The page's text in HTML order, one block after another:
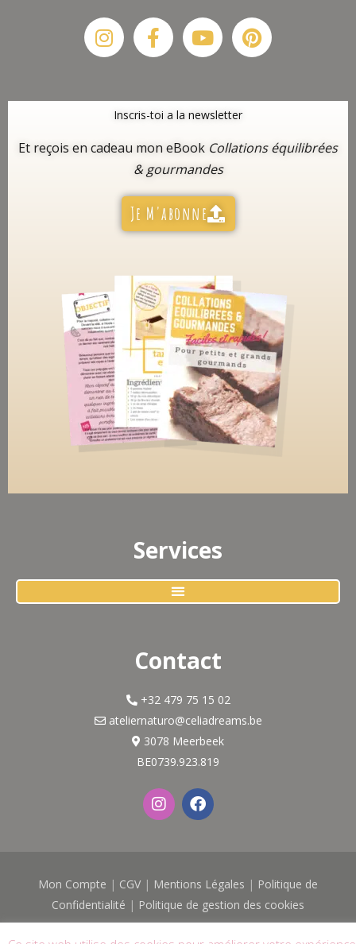
InstagramFacebook-
f
YoutubePinterest
Inscris-toi a la newsletter
Et reçois en cadeau mon eBook Collations équilibrées
& gourmandes
Je M'abonne
Services
Contact
+32 479 75 15 02
ateliernaturo@celiadreams.be
3078 Meerbeek
BE0739.923.819
I
n
s
r
a
m
F
a
c
o
k
Mon Compte | CGV | Mentions Légales | Politique de
Confidentialité | Politique de gestion des cookies